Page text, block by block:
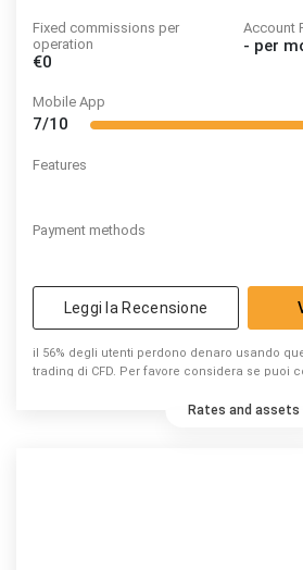
Fixed commissions per
operation
€0
Account
- per
Mobile App
7/10
Features
Payment methods
Leggi la Recensione
il 56% degli utenti perdono denaro usando
trading di CFD. Per favore considera se puoi
Rates and assets